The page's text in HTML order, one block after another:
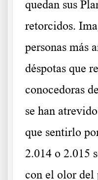
quedan sus
retorcidos.
personas más
déspotas que
conocedoras
se han
que sentirlo
2.014 o 2.015
con el olor del